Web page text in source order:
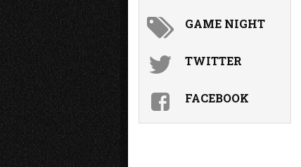
GAME NIGHT
TWITTER
FACEBOOK